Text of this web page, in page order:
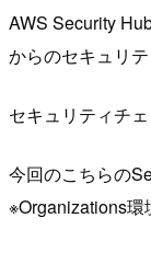
AWS Security
からのセキュリ
セキュリティチ
今回のこちらの
※Organizations